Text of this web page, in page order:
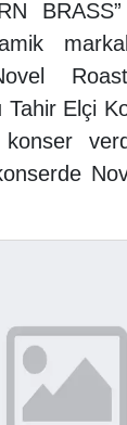
Tahir Elçi